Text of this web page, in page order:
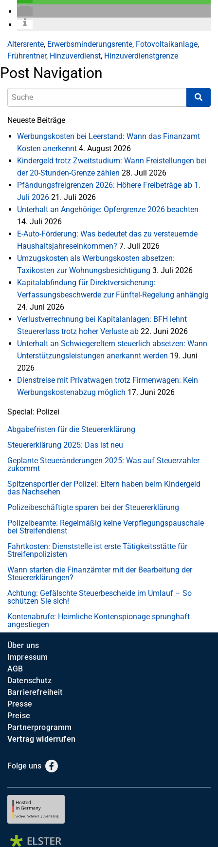
Altersrente, Erwerbsminderungsrente, Fotovoltaikanlage,
Frührentner, Hinzuverdienst, Hinzuverdienstgrenze
Post Navigation
Neueste Beiträge
Werbungskosten bei Leerstand: Wann das Finanzamt
Kosten anerkennt 4. August 2026
Kindergeld trotz Zweitstudium: Wann Freistellungen bei
der 20-Stunden-Grenze zählen 28. Juli 2026
Pfändungsfreigrenzen 2026: Höhere Freibeträge ab 1.
Juli 2026 21. Juli 2026
Unterhalt an Angehörige: Opfergrenze 2026 beachten
14. Juli 2026
E-Auto-Förderung: Was bedeutet das zu versteuernde
Haushaltsjahreseinkommen? 7. Juli 2026
Umzugskosten als Werbungskosten absetzen:
Taxikosten zur Wohnungsbesichtigung 3. Juli 2026
Kapitalabfindung für Direktversicherung:
Verfassungsbeschwerde zur Fünftel-Regelung anhängig
24. Juni 2026
Verlustverrechnung bei Kapitalanlagen: BFH lehnt
Steuererlass trotz hoher Verluste ab 22. Juni 2026
Unterhalt an Schwiegereltern steuerlich absetzen: Wann
Unterstützungsleistungen anerkannt werden 19. Juni
2026
Dienstreise mit Privatwagen trotz Firmenwagen: Kein
Werbungskostenabzug möglich 17. Juni 2026
Special: Polizei
Abgabefristen für die Steuererklärung
Steuererklärung 2025: Das ist neu
Geplante Steueränderungen 2025: Was auf Steuerzahler
zukommt
Spitzensportler der Polizei: Eltern haben beim Kindergeld
das Nachsehen
Polizeibeschäftigte sparen bei der Steuererklärung
Polizeibeamte: Regelmäßig keine Verpflegungspauschale
bei Streifendienst
Fahrtkosten: Dienststelle ist erste Tätigkeitsstätte für
Streifenpolizisten
Wann starten die Finanzämter mit der Bearbeitung der
Steuererklärungen?
Achtung: Gefälschte Steuerbescheide im Umlauf – So
schützen Sie sich!
Kontenabrufe: Heimliche Kontenspionage sprunghaft
angestiegen
Über uns
Impressum
AGB
Datenschutz
Barrierefreiheit
Presse
Preise
Partnerprogramm
Vertrag widerrufen
Folge uns Facebook